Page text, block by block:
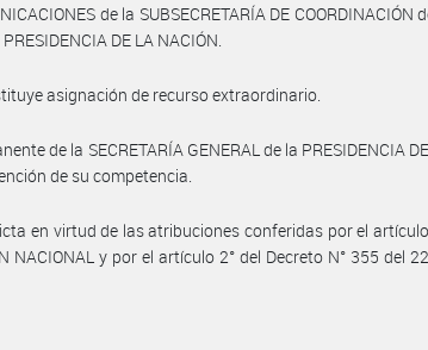
de la SUBSECRETARÍA DE COORDINACIÓN
DE LA NACIÓN.
asignación de recurso extraordinario.
de la SECRETARÍA GENERAL de la PRESIDENCIA
de su competencia.
en virtud de las atribuciones conferidas por el
NACIONAL y por el artículo 2° del Decreto N° 355 del